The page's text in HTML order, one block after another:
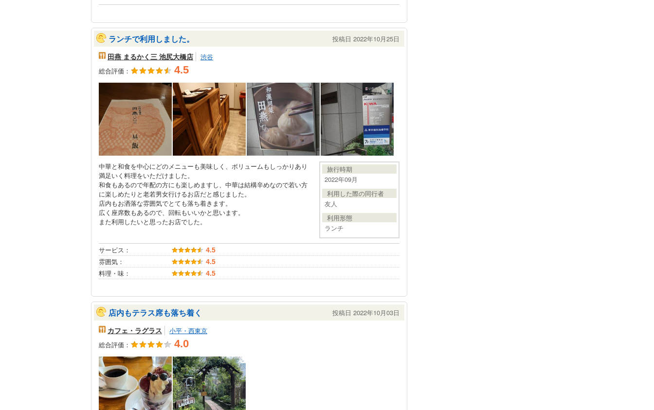
ランチで利用しました。 投稿日 2022年10月25日
田燕 まるかく三 池尻大橋店
渋谷
総合評価：
4.5
中華と和食を中心にどのメニューも美味しく、ボリュームもしっかりあり
満足いく料理をいただけました。
和食もあるので年配の方にも楽しめますし、中華は結構辛めなので若い方
に楽しめたりと老若男女行けるお店だと感じました。
店内もお洒落な雰囲気でとても落ち着きます。
広く座席数もあるので、回転もいいかと思います。
また利用したいと思ったお店でした。
旅行時期
2022年09月
利用した際の同行者
友人
利用形態
ランチ
サービス： 4.5
雰囲気： 4.5
料理・味： 4.5
店内もテラス席も落ち着く 投稿日 2022年10月03日
カフェ・ラグラス
小平・西東京
総合評価：
4.0